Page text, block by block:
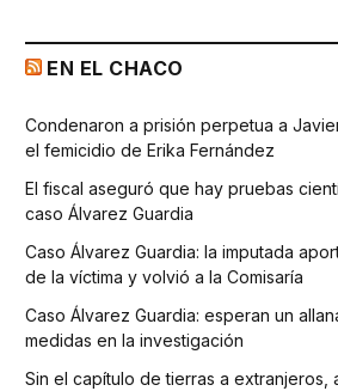
EN EL CHACO
Condenaron a prisión perpetua a
el femicidio de Erika Fernández
El fiscal aseguró que hay pruebas
caso Álvarez Guardia
Caso Álvarez Guardia: la imputada
de la víctima y volvió a la Comisaría
Caso Álvarez Guardia: esperan un
medidas en la investigación
Sin el capítulo de tierras a extranjeros,